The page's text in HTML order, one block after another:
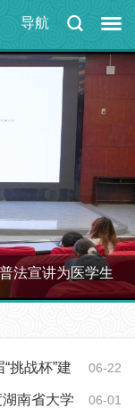
导航
法宣讲为医学生
06-22
挑战杯”建
06-01
南省大学